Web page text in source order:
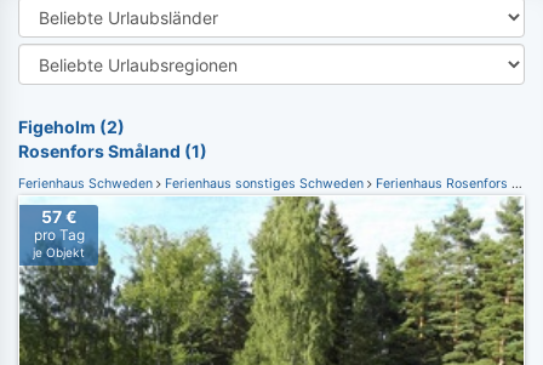
Figeholm (2)
Rosenfors Småland (1)
Ferienhaus Schweden Ferienhaus sonstiges Schweden Ferienhaus Rosenfors Småland
57 €
pro Tag
je Objekt